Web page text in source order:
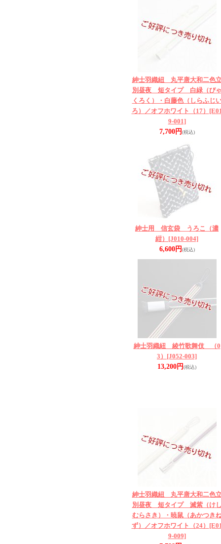
紳士羽織紐 丸平唐大和二色
別昼夜 短タイプ 白緑（び
くろく）・白藤色（しらふじ
ろ）／オフホワイト（17）
9-001]
7,700円(税込)
紳士用 信玄袋 うろこ（濃
紺） [J010-004]
6,600円(税込)
紳士羽織紐 綾竹歌舞伎 （0
3） [J052-003]
13,200円(税込)
紳士羽織紐 丸平唐大和二色
別昼夜 短タイプ 滅紫（け
むらさき）・暁鼠（あかつき
ず）／オフホワイト（24）
9-009]